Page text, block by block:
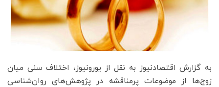
به گزارش اقتصادنیوز به نقل از یورونیوز، اختلاف سنی میان
زوج‌ها از موضوعات پرمناقشه در پژوهش‌های روان‌شناسی